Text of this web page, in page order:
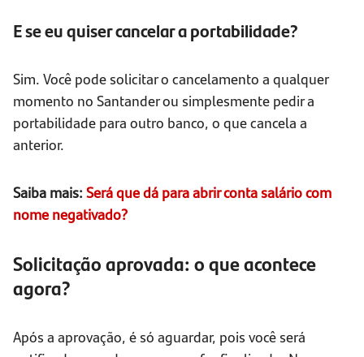
E se eu quiser cancelar a portabilidade?
Sim. Você pode solicitar o cancelamento a qualquer
momento no Santander ou simplesmente pedir a
portabilidade para outro banco, o que cancela a
anterior.
Saiba mais: Será que dá para abrir conta salário com
nome negativado?
Solicitação aprovada: o que acontece
agora?
Após a aprovação, é só aguardar, pois você será